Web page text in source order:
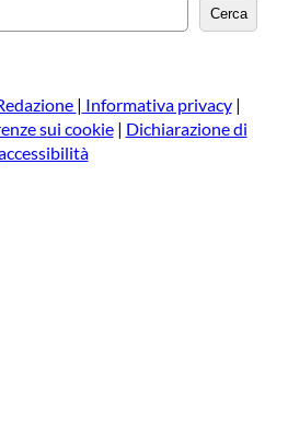
e
a
Cerca
| Informativa privacy|
sui cookie| Dichiarazione di